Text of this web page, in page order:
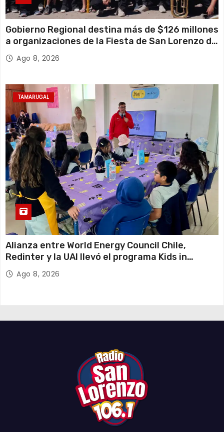
Gobierno Regional destina más de $126 millones
a organizaciones de la Fiesta de San Lorenzo de
Tarapacá
Ago 8, 2026
TAMARUGAL
Alianza entre World Energy Council Chile,
Redinter y la UAI llevó el programa Kids in
Energy a Arica y Pozo Almonte
Ago 8, 2026